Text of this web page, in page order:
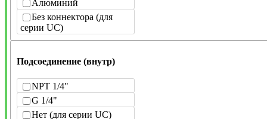
Алюминий
Без коннектора (для
серии UC)
Подсоединение (внутр)
NPT 1/4"
G 1/4"
Нет (для серии UC)